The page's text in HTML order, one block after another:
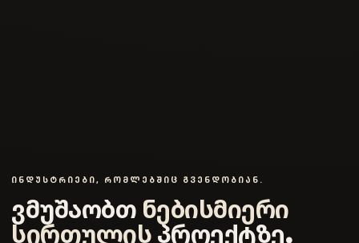
ᲘᲜᲓᲣᲡᲢᲠᲘᲔᲑᲘ, ᲠᲝᲛᲚᲔᲑᲨᲘᲪ ᲒᲕᲔᲜᲓᲝᲑᲘᲐᲜ.
ვმუშაობთ ნებისმიერი
სირთულის პროექტზე.